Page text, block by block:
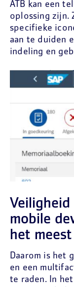
ATB kan een
oplossing zijn.
specifieke
aan te duiden
indeling en
mobile
het
Daarom is het
en een
te raden. In